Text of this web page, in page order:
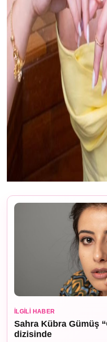
İLGILI HABER
Sahra Kübra Gümüş
dizisinde